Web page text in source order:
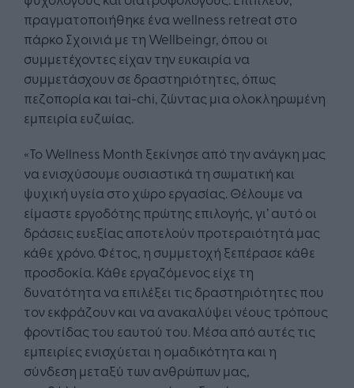
πραγματοποιήθηκε ένα wellness retreat στο
πάρκο Σχoινιά με τη Wellbeingr, όπου οι
συμμετέχοντες είχαν την ευκαιρία να
συμμετάσχουν σε δραστηριότητες, όπως
πεζοπορία και tai-chi, ζώντας μια ολοκληρωμένη
εμπειρία ευζωίας.
«Το Wellness Month ξεκίνησε από την ανάγκη μας
να ενισχύσουμε ουσιαστικά τη σωματική και
ψυχική υγεία στο χώρο εργασίας. Θέλουμε να
είμαστε εργοδότης πρώτης επιλογής, γι’ αυτό οι
δράσεις ευεξίας αποτελούν προτεραιότητά μας
κάθε χρόνο. Φέτος, η συμμετοχή ξεπέρασε κάθε
προσδοκία. Κάθε εργαζόμενος είχε τη
δυνατότητα να επιλέξει τις δραστηριότητες που
τον εκφράζουν και να ανακαλύψει νέους τρόπους
φροντίδας του εαυτού του. Μέσα από αυτές τις
εμπειρίες ενισχύεται η ομαδικότητα και η
σύνδεση μεταξύ των ανθρώπων μας,